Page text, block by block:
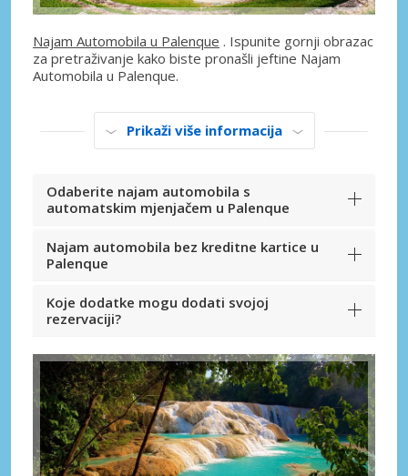
Najam Automobila u Palenque . Ispunite gornji obrazac
za pretraživanje kako biste pronašli jeftine Najam
Automobila u Palenque.
Prikaži više informacija
Odaberite najam automobila s
automatskim mjenjačem u Palenque
Najam automobila bez kreditne kartice u
Palenque
Koje dodatke mogu dodati svojoj
rezervaciji?